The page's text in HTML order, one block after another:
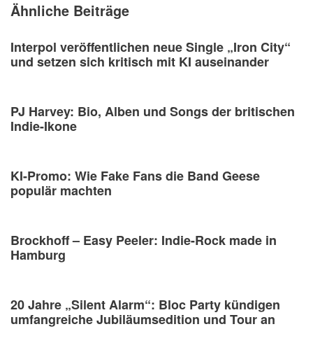
Ähnliche Beiträge
Interpol veröffentlichen neue Single „Iron City“
und setzen sich kritisch mit KI auseinander
PJ Harvey: Bio, Alben und Songs der britischen
Indie-Ikone
KI-Promo: Wie Fake Fans die Band Geese
populär machten
Brockhoff – Easy Peeler: Indie-Rock made in
Hamburg
20 Jahre „Silent Alarm“: Bloc Party kündigen
umfangreiche Jubiläumsedition und Tour an